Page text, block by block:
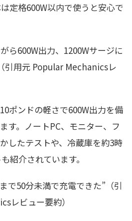
定格600W以内で使うと安心で
ら600W出力、1200Wサージに
引用元 Popular Mechanicsレ
ポンドの軽さで600W出力を備
す。ノートPC、モニター、フ
したテストや、冷蔵庫を約3時
紹介されています。
で50分未満で充電できた”（引
レビュー要約）